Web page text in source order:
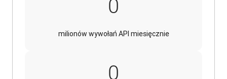
0
milionów wywołań API miesięcznie
0